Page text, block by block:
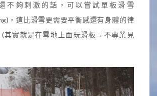
不夠刺激的話，可以嘗試單板滑雪
，這比滑雪更需要平衡感還有身體的律
(其實就是在雪地上面玩滑板→不專業見